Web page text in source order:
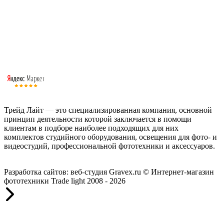
Трейд Лайт — это специализированная компания, основной
принцип деятельности которой заключается в помощи
клиентам в подборе наиболее подходящих для них
комплектов студийного оборудования, освещения для фото- и
видеостудий, профессиональной фототехники и аксессуаров.
Разработка сайтов: веб-студия Gravex.ru © Интернет-магазин
фототехники Trade light 2008 - 2026